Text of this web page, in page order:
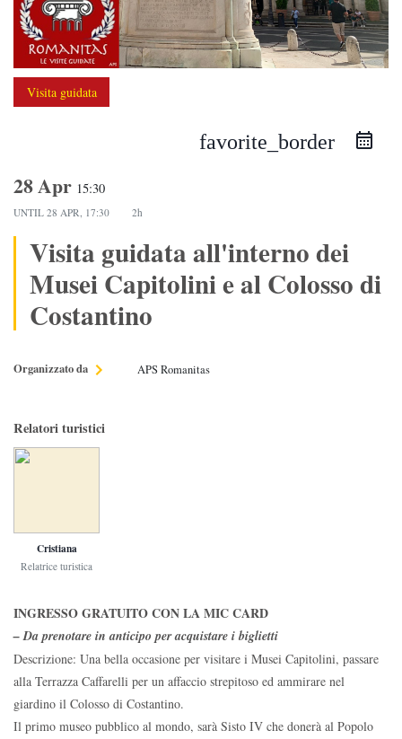
Visita guidata
favorite_border
28 Apr 15:30
UNTIL 28 APR, 17:30 2h
Visita guidata all'interno dei
Musei Capitolini e al Colosso di
Costantino
Organizzato da APS Romanitas
Relatori turistici
Cristiana
Relatrice turistica
INGRESSO GRATUITO CON LA MIC CARD
– Da prenotare in anticipo per acquistare i biglietti
Descrizione: Una bella occasione per visitare i Musei Capitolini, passare
alla Terrazza Caffarelli per un affaccio strepitoso ed ammirare nel
giardino il Colosso di Costantino.
Il primo museo pubblico al mondo, sarà Sisto IV che donerà al Popolo